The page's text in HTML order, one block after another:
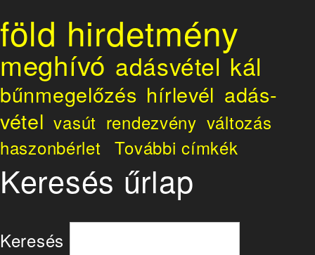
föld hirdetmény
meghívó adásvétel kál
bűnmegelőzés hírlevél adás-
vétel vasút rendezvény változás
haszonbérlet
További címkék
Keresés űrlap
Keresés